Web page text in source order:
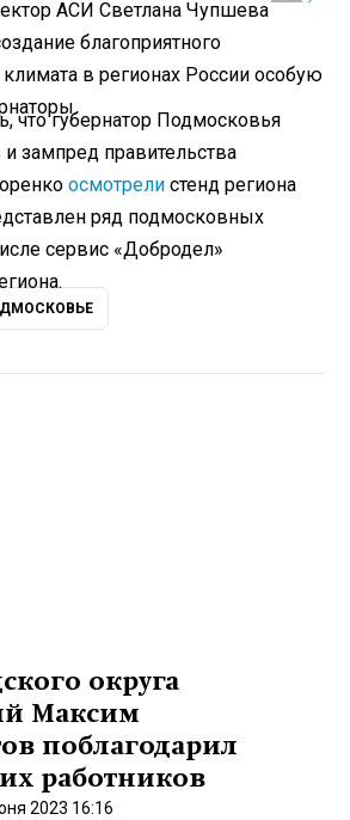
АСИ Светлана Чупшева
благоприятного
в регионах России особую
что губернатор Подмосковья
зампред правительства
осмотрели стенд региона
ряд подмосковных
сервис «Добродел»
округа
Максим
поблагодарил
работников
2023 16:16